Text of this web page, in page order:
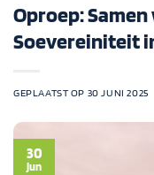
Oproep:
Soevereiniteit
GEPLAATST OP 30 JUNI 2025
30
jun